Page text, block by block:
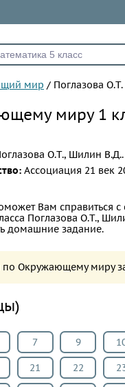
мир / Поглазова О.Т.
миру 1
О.Т., Шилин В.Д..
Ассоциация 21 век
Вам справиться
Поглазова О.Т.,
домашние задание.
по Окружающему миру
7 9
21 22